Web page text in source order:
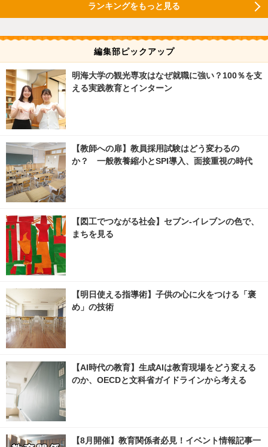
ランキングをもっと見る
編集部ピックアップ
明海大学の観光専攻はなぜ就職に強い？100％を支
える実践教育とインターン
【教師への扉】教員採用試験はどう変わるの
か？ 一般教養縮小とSPI導入、面接重視の時代
【図工でつながる社会】セブン‐イレブンの色で、
まちを見る
【明日使える指導術】子供の心に火をつける「褒
め」の技術
【AI時代の教育】生成AIは教育現場をどう変える
のか、OECDと文科省ガイドラインから考える
【8月開催】教育関係者必見！イベント情報記事一